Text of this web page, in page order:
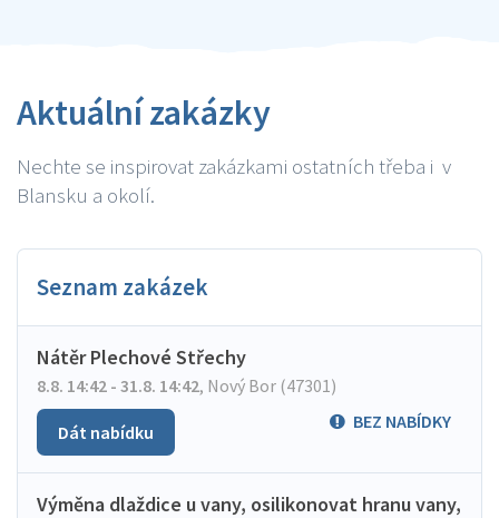
Aktuální zakázky
Nechte se inspirovat zakázkami ostatních třeba i v
Blansku a okolí.
Seznam zakázek
Nátěr Plechové Střechy
8.8. 14:42 - 31.8. 14:42, Nový Bor (47301)
BEZ NABÍDKY
Dát nabídku
Výměna dlaždice u vany, osilikonovat hranu vany,